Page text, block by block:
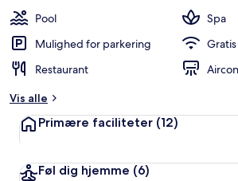
Pool
Spa
Mulighed for parkering
Restaurant
Vis alle
Primære faciliteter (12)
Føl dig hjemme (6)